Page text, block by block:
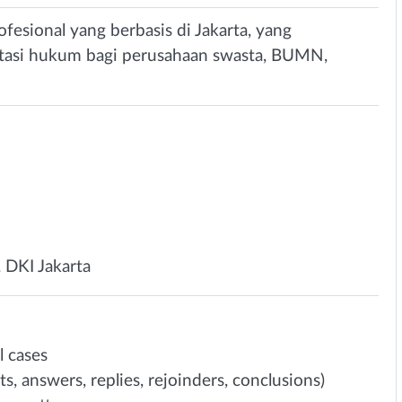
yang berbasis di Jakarta, yang
hukum bagi perusahaan swasta, BUMN,
DKI Jakarta
cases
answers, replies, rejoinders, conclusions)